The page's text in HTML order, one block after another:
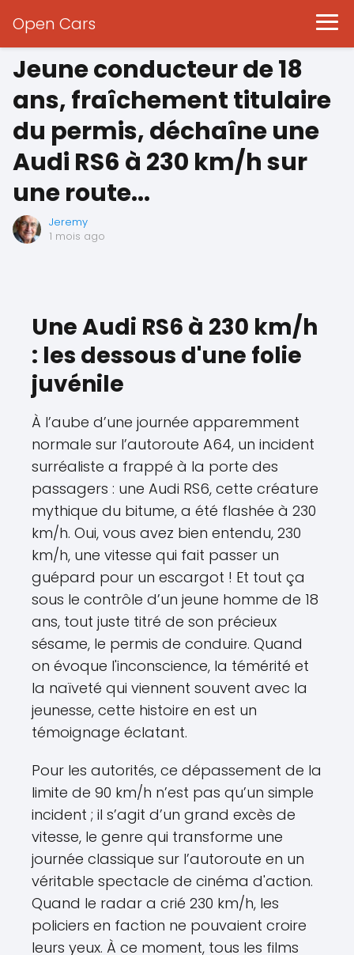
Open Cars
Jeune conducteur de 18
ans, fraîchement titulaire
du permis, déchaîne une
Audi RS6 à 230 km/h sur
une route...
Jeremy
1 mois ago
Une Audi RS6 à 230 km/h
: les dessous d'une folie
juvénile
À l’aube d’une journée apparemment
normale sur l’autoroute A64, un incident
surréaliste a frappé à la porte des
passagers : une Audi RS6, cette créature
mythique du bitume, a été flashée à 230
km/h. Oui, vous avez bien entendu, 230
km/h, une vitesse qui fait passer un
guépard pour un escargot ! Et tout ça
sous le contrôle d’un jeune homme de 18
ans, tout juste titré de son précieux
sésame, le permis de conduire. Quand
on évoque l'inconscience, la témérité et
la naïveté qui viennent souvent avec la
jeunesse, cette histoire en est un
témoignage éclatant.
Pour les autorités, ce dépassement de la
limite de 90 km/h n’est pas qu’un simple
incident ; il s’agit d’un grand excès de
vitesse, le genre qui transforme une
journée classique sur l’autoroute en un
véritable spectacle de cinéma d'action.
Quand le radar a crié 230 km/h, les
policiers en faction ne pouvaient croire
leurs yeux. À ce moment, tous les films